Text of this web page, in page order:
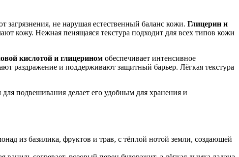
не нарушая естественный баланс кожи. Глицерин и
кожу. Нежная пенящаяся текстура подходит для всех типов кожи
кислотой и глицерином обеспечивает интенсивное
раздражение и поддерживают защитный барьер. Лёгкая текстура
подвешивания делает его удобным для хранения и
из базилика, фруктов и трав, с тёплой нотой земли, создающей